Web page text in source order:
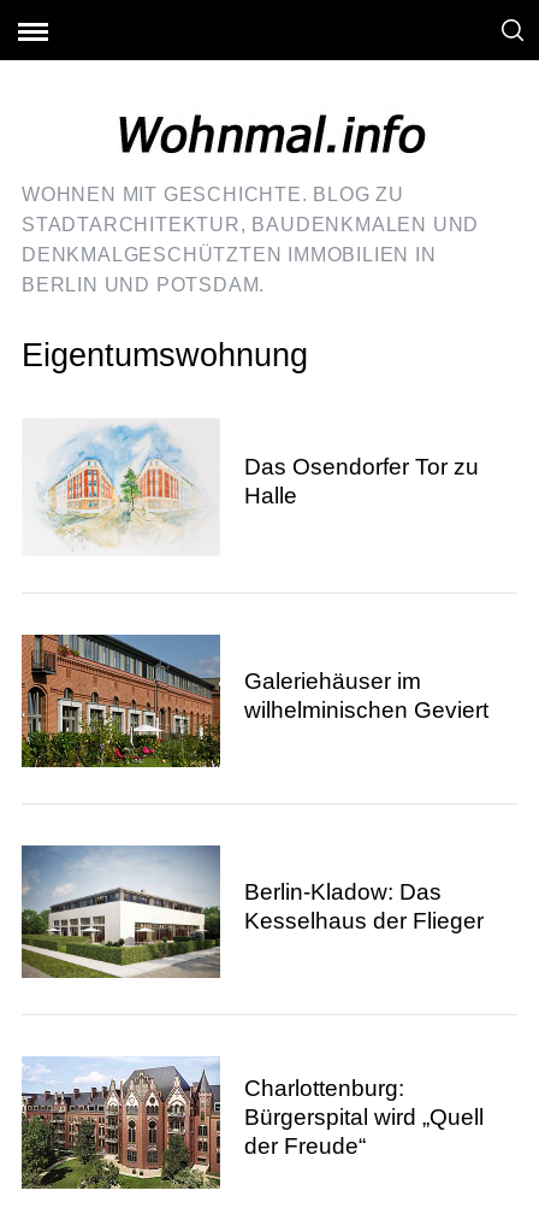
WOHNEN MIT GESCHICHTE. BLOG ZU
STADTARCHITEKTUR, BAUDENKMALEN UND
DENKMALGESCHÜTZTEN IMMOBILIEN IN
BERLIN UND POTSDAM.
Eigentumswohnung
Das Osendorfer Tor zu
Halle
Galeriehäuser im
wilhelminischen Geviert
Berlin-Kladow: Das
Kesselhaus der Flieger
Charlottenburg:
Bürgerspital wird „Quell
der Freude“